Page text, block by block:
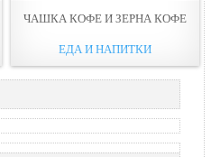
ЧАШКА КОФЕ И ЗЕРНА КОФЕ
ЕДА И НАПИТКИ